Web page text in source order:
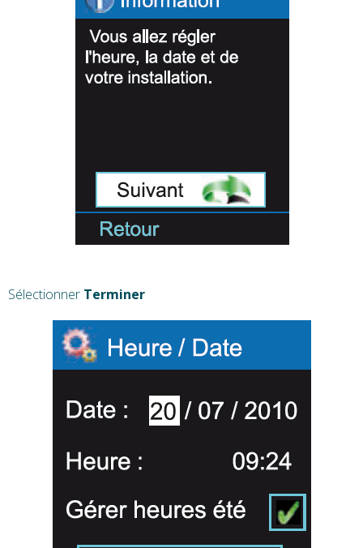
Sélectionner Terminer